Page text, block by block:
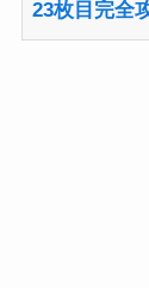
23枚目完全